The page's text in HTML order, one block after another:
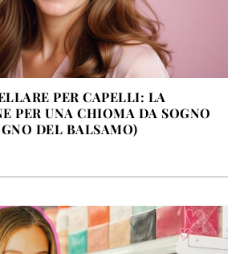
PER CAPELLI: LA
PER UNA CHIOMA DA SOGNO
DEL BALSAMO)